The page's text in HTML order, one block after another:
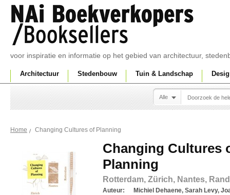
voor inspiratie en informatie op het gebied van architectuur,
Architectuur Stedenbouw Tuin & Landschap
Alle
Home Changing Cultures of Planning
Changing Cultures
Planning
Rotterdam, Zürich, Nantes,
Auteur:
Michiel Dehaene, Sarah Levy,